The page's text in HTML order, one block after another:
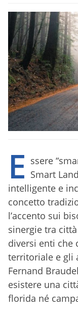
E ssere
Smart
intelligente e
concetto
l’accento sui
sinergie tra
diversi enti che
territoriale e gli
Fernand
esistere una
florida né